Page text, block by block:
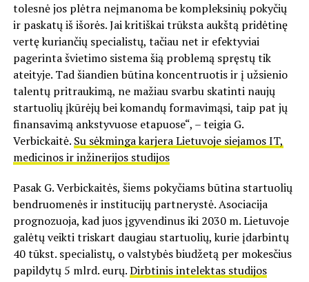
tolesnė jos plėtra neįmanoma be kompleksinių pokyčių
ir paskatų iš išorės. Jai kritiškai trūksta aukštą pridėtinę
vertę kuriančių specialistų, tačiau net ir efektyviai
pagerinta švietimo sistema šią problemą spręstų tik
ateityje. Tad šiandien būtina koncentruotis ir į užsienio
talentų pritraukimą, ne mažiau svarbu skatinti naujų
startuolių įkūrėjų bei komandų formavimąsi, taip pat jų
finansavimą ankstyvuose etapuose“, – teigia G.
Verbickaitė. Su sėkminga karjera Lietuvoje siejamos IT,
medicinos ir inžinerijos studijos
Pasak G. Verbickaitės, šiems pokyčiams būtina startuolių
bendruomenės ir institucijų partnerystė. Asociacija
prognozuoja, kad juos įgyvendinus iki 2030 m. Lietuvoje
galėtų veikti triskart daugiau startuolių, kurie įdarbintų
40 tūkst. specialistų, o valstybės biudžetą per mokesčius
papildytų 5 mlrd. eurų.Dirbtinis intelektas studijos